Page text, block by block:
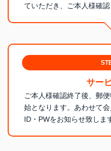
ていただき、ご本人様確
サー
ご本人様確認終了後、郵
始となります。あわせて
ID・PWをお知らせ致しま